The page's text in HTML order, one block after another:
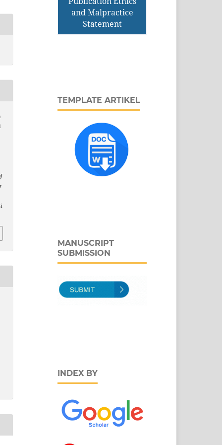
and Malpractice
Statement
TEMPLATE ARTIKEL
MANUSCRIPT
SUBMISSION
INDEX BY